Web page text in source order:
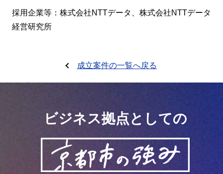
採用企業等：株式会社NTTデータ、株式会社NTTデータ
経営研究所
成立案件の一覧へ戻る
ビジネス拠点としての